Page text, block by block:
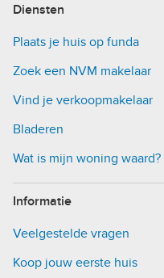
Diensten
Plaats je huis op funda
Zoek een NVM makelaar
Vind je verkoopmakelaar
Bladeren
Wat is mijn woning waard?
Informatie
Veelgestelde vragen
Koop jouw eerste huis